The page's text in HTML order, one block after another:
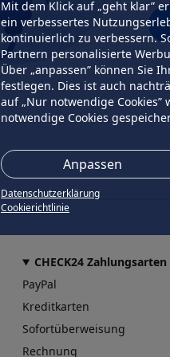
Mit dem Klick auf „geht klar”
ein verbessertes
kontinuierlich zu verbessern.
Partnern personalisierte
Über „anpassen” können Sie
festlegen. Dies ist auch
auf „Nur notwendige
notwendige Cookies
Anpassen
Datenschutzerklärung
Cookierichtlinie
CHECK24 Zahlungsarten
PayPal
Kreditkarten
Sofortüberweisung
Rechnung